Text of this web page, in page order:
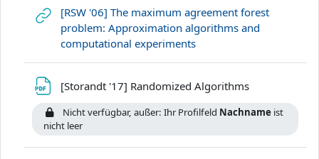
[RSW '06] The maximum agreement forest
problem: Approximation algorithms and
computational experimentsLink/URL
[Storandt '17] Randomized Algorithms
Nicht verfügbar, außer: Ihr Profilfeld Nachname ist
nicht leer